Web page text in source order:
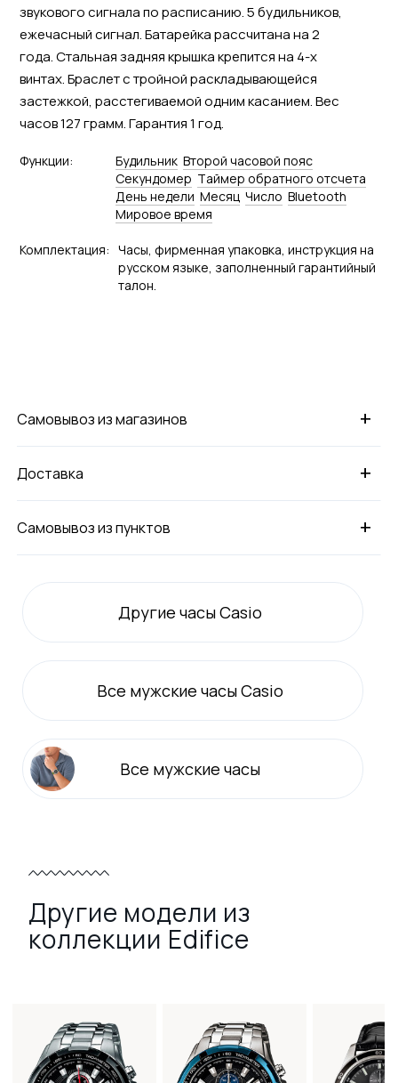
звукового сигнала по расписанию. 5 будильников,
ежечасный сигнал. Батарейка рассчитана на 2
года. Стальная задняя крышка крепится на 4-х
винтах. Браслет с тройной раскладывающейся
застежкой, расстегиваемой одним касанием. Вес
часов 127 грамм. Гарантия 1 год.
Функции: Будильник Второй часовой пояс
Секундомер Tаймер обратного отсчета
День недели Месяц Число Bluetooth
Мировое время
Комплектация: Часы, фирменная упаковка, инструкция на
русском языке, заполненный гарантийный
талон.
+
Самовывоз из магазинов
+
Доставка
+
Самовывоз из пунктов
Другие часы Casio
Все мужские часы Casio
Все мужские часы
Другие модели из
коллекции Edifice